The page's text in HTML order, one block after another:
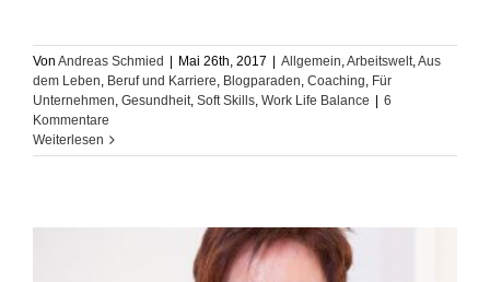
Von Andreas Schmied Mai 26th, 2017 Allgemein,Arbeitswelt,Aus
dem Leben, Beruf und Karriere, Blogparaden, Coaching, Für
Unternehmen, Gesundheit, Soft Skills, Work Life Balance
6
Kommentare
Weiterlesen